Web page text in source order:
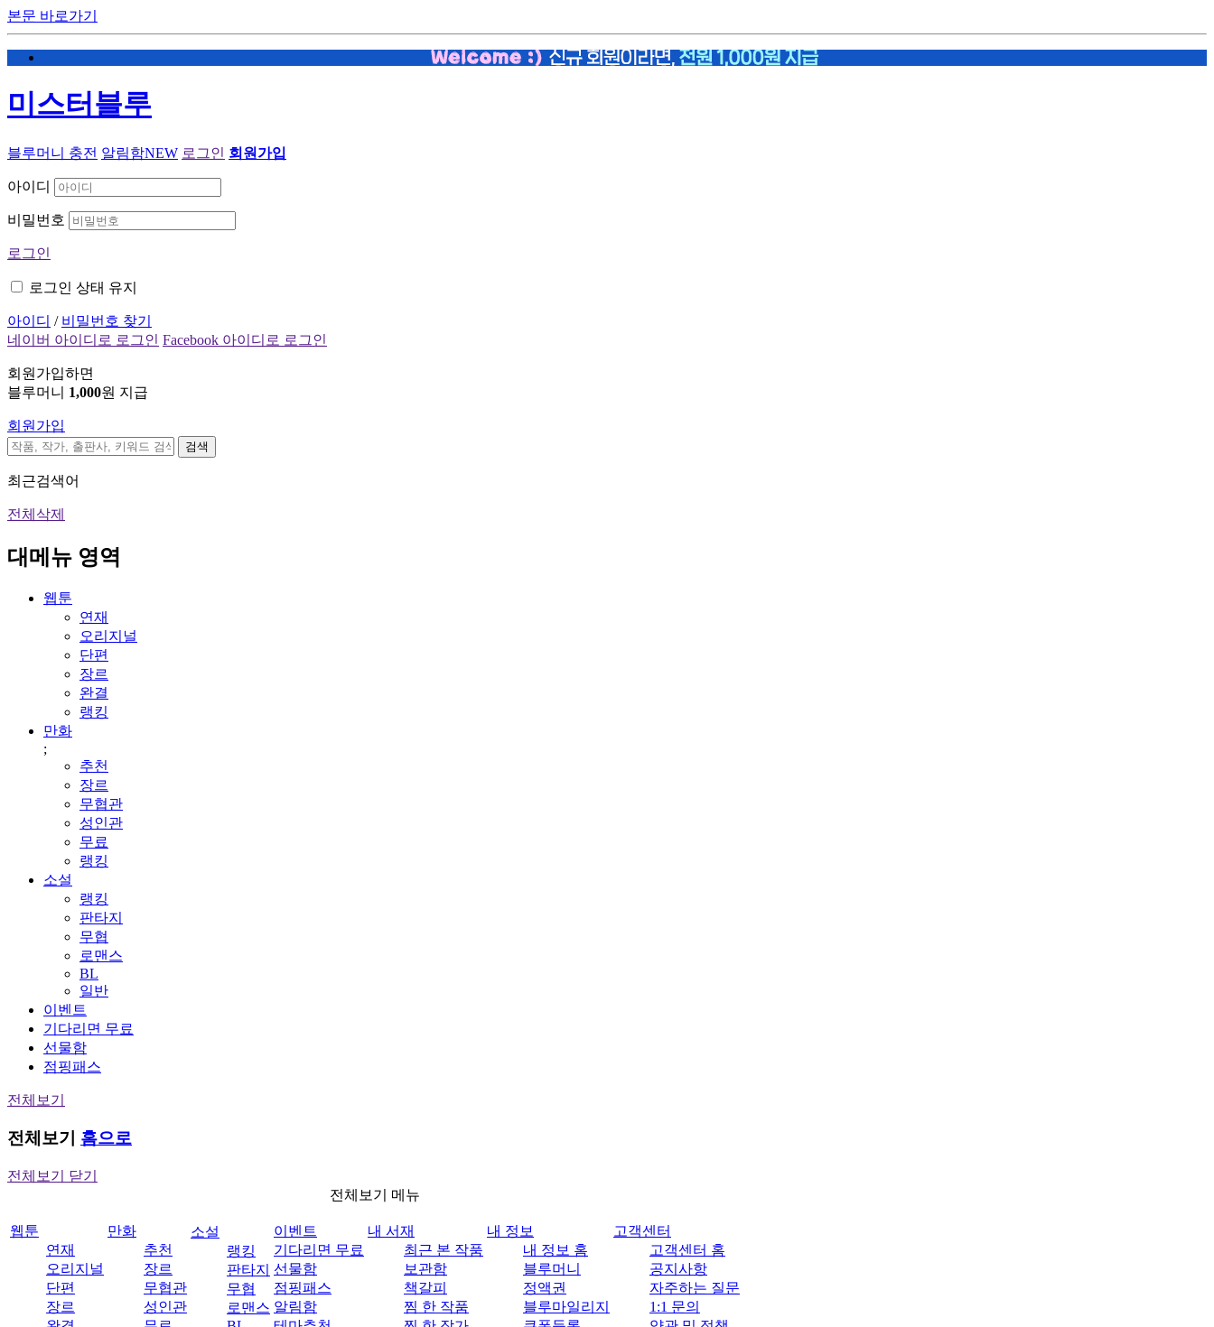
본문 바로가기
미스터블루
블루머니 충전 알림함NEW 로그인 회원가입
아이디
비밀번호
로그인
로그인 상태 유지
아이디 / 비밀번호 찾기
네이버 아이디로 로그인 Facebook 아이디로 로그인
회원가입하면
블루머니 1,000원 지급
회원가입
검색
최근검색어
전체삭제
대메뉴 영역
웹툰
연재
오리지널
단편
장르
완결
랭킹
만화
;
추천
장르
무협관
성인관
무료
랭킹
소설
랭킹
판타지
무협
로맨스
BL
일반
이벤트
기다리면 무료
선물함
점핑패스
전체보기
전체보기 홈으로
전체보기 닫기
전체보기 메뉴
웹툰
연재
오리지널
단편
장르
만화
추천
장르
무협관
성인관
소설
랭킹
판타지
무협
로맨스
이벤트
기다리면 무료
선물함
점핑패스
알림함
내 서재
최근 본 작품
보관함
책갈피
찜 한 작품
내 정보
내 정보 홈
블루머니
정액권
블루마일리지
고객센터
고객센터 홈
공지사항
자주하는 질문
1:1 문의